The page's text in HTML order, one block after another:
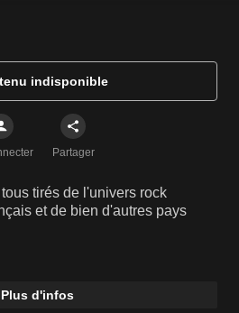
indisponible
Partager
tirés de l'univers rock
et de bien d'autres pays
Plus d'infos